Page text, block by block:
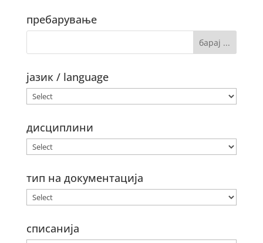
пребарување
јазик / language
дисциплини
тип на документација
списанија